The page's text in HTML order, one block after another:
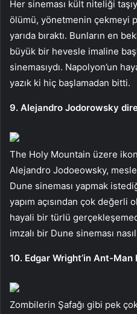
Her sineması kült niteliği
ölümü, yönetmenin çekmeyi
yarıda bıraktı. Bunların en
büyük bir hevesle imaline
sinemasıydı. Napolyon’un
yazık ki hiç başlamadan bitti.
9. Alejandro Jodorowsky
The Holy Mountain üzere
Alejandro Jodoeowsky,
Dune sineması yapmak
yapım açısından çok değerli
hayali bir türlü
imzalı bir Dune sineması
10. Edgar Wright’in Ant-Man
Zombilerin Şafağı gibi pek